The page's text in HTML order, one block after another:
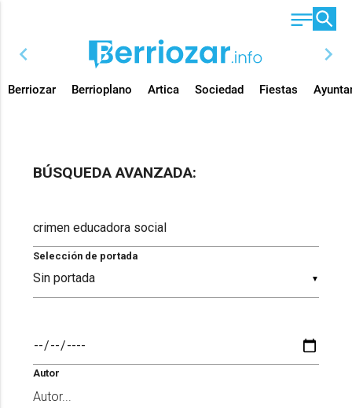
chevron_left chevron_right
Berriozar Berrioplano Artica Sociedad Fiestas
BÚSQUEDA AVANZADA:
▼
Selección de portada
Autor